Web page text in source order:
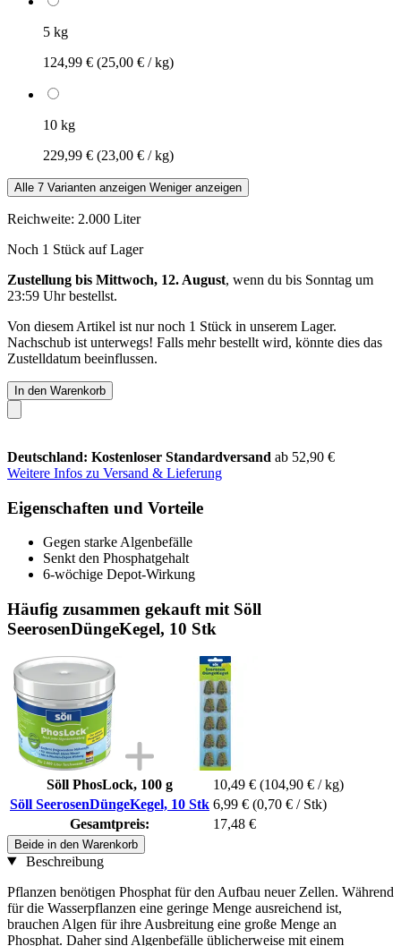
5 kg
124,99 € (25,00 € / kg)
10 kg
229,99 € (23,00 € / kg)
Alle 7 Varianten anzeigen Weniger anzeigen
Reichweite: 2.000 Liter
Noch 1 Stück auf Lager
Zustellung bis Mittwoch, 12. August, wenn du bis Sonntag um
23:59 Uhrbestellst.
Von diesem Artikel ist nur noch 1 Stück in unserem Lager.
Nachschub ist unterwegs! Falls mehr bestellt wird, könnte dies das
Zustelldatum beeinflussen.
In den Warenkorb
Deutschland: Kostenloser Standardversand ab 52,90 €
Weitere Infos zu Versand & Lieferung
Eigenschaften und Vorteile
Gegen starke Algenbefälle
Senkt den Phosphatgehalt
6-wöchige Depot-Wirkung
Häufig zusammen gekauft mit Söll
SeerosenDüngeKegel, 10 Stk
Söll PhosLock, 100 g 10,49 € (104,90 € / kg)
Söll SeerosenDüngeKegel, 10 Stk 6,99 € (0,70 € / Stk)
Gesamtpreis:
17,48 €
Beide in den Warenkorb
Beschreibung
Pflanzen benötigen Phosphat für den Aufbau neuer Zellen. Während
für die Wasserpflanzen eine geringe Menge ausreichend ist,
brauchen Algen für ihre Ausbreitung eine große Menge an
Phosphat. Daher sind Algenbefälle üblicherweise mit einem